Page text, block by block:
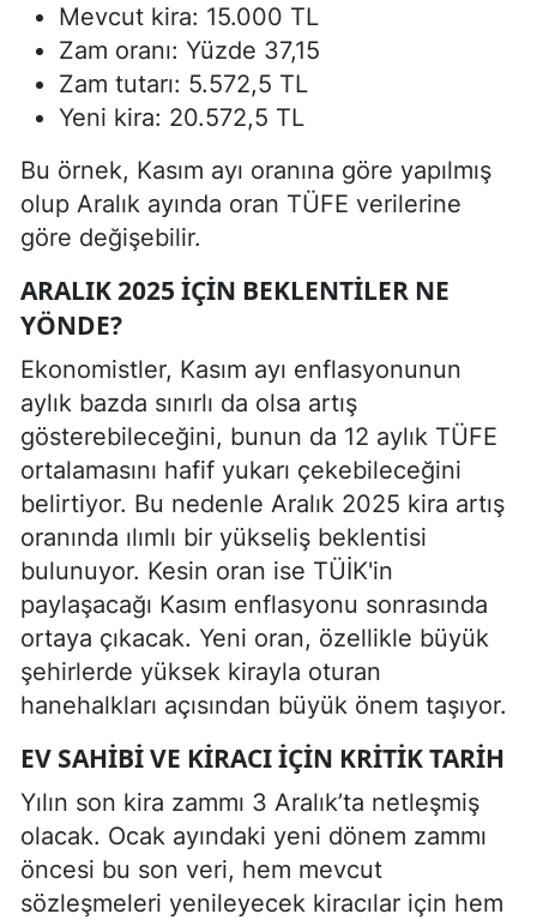
Mevcut kira: 15.000 TL
Zam oranı: Yüzde 37,15
Zam tutarı: 5.572,5 TL
Yeni kira: 20.572,5 TL
Bu örnek, Kasım ayı oranına göre yapılmış
olup Aralık ayında oran TÜFE verilerine
göre değişebilir.
ARALIK 2025 İÇIN BEKLENTILER NE
YÖNDE?
Ekonomistler, Kasım ayı enflasyonunun
aylık bazda sınırlı da olsa artış
gösterebileceğini, bunun da 12 aylık TÜFE
ortalamasını hafif yukarı çekebileceğini
belirtiyor. Bu nedenle Aralık 2025 kira artış
oranında ılımlı bir yükseliş beklentisi
bulunuyor. Kesin oran ise TÜİK'in
paylaşacağı Kasım enflasyonu sonrasında
ortaya çıkacak. Yeni oran, özellikle büyük
şehirlerde yüksek kirayla oturan
hanehalkları açısından büyük önem taşıyor.
EV SAHIBI VE KIRACI İÇIN KRITIK TARIH
Yılın son kira zammı 3 Aralık’ta netleşmiş
olacak. Ocak ayındaki yeni dönem zammı
öncesi bu son veri, hem mevcut
sözleşmeleri yenileyecek kiracılar için hem